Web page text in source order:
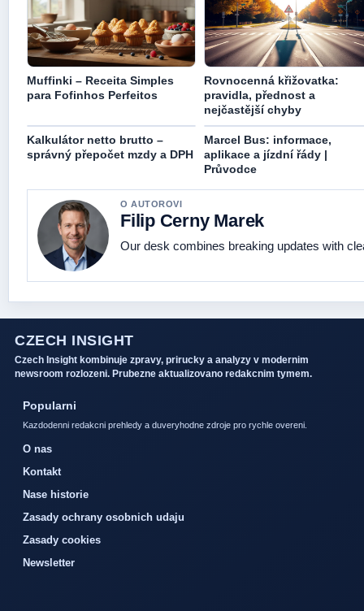
Muffinki – Receita Simples
para Fofinhos Perfeitos
Rovnocenná křižovatka:
pravidla, přednost a
nejčastější chyby
Kalkulátor netto brutto –
správný přepočet mzdy a DPH
Marcel Bus: informace,
aplikace a jízdní řády |
Průvodce
O AUTOROVI
Filip Cerny Marek
Our desk combines breaking updates with
CZECH INSIGHT
Czech Insight kombinuje zpravy, prirucky a analyzy v modernim
newsroom rozlozeni. Prubezne aktualizovano redakcnim tymem.
Popularni
Kazdodenni redakcni prehledy a duveryhodne zdroje pro rychle overeni.
O nas
Kontakt
Nase historie
Zasady ochrany osobnich udaju
Zasady cookies
Newsletter